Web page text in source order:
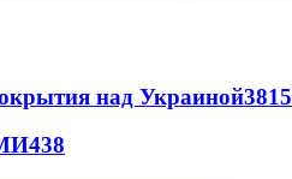
над Украиной3815
438